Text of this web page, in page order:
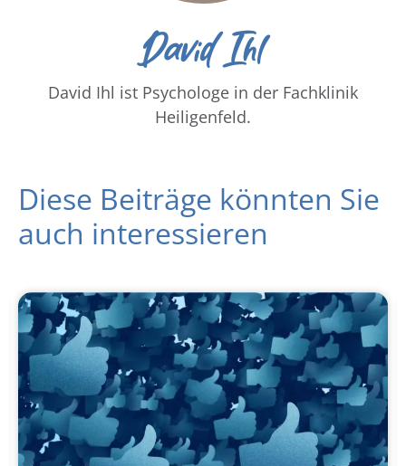
David Ihl
David Ihl ist Psychologe in der Fachklinik
Heiligenfeld.
Diese Beiträge könnten Sie
auch interessieren